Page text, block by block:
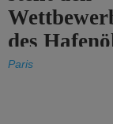
des
des Staates
Paris